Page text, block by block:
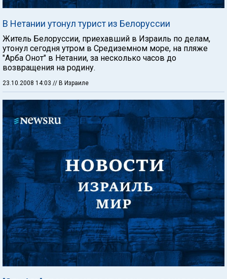
В Нетании утонул турист из Белоруссии
Житель Белоруссии, приехавший в Израиль по делам,
утонул сегодня утром в Средиземном море, на пляже
"Арба Онот" в Нетании, за несколько часов до
возвращения на родину.
23.10.2008 14:03 // В Израиле